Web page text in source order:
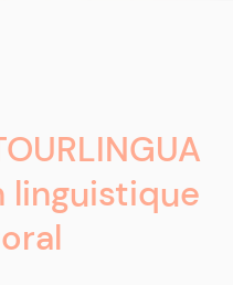
linguistique